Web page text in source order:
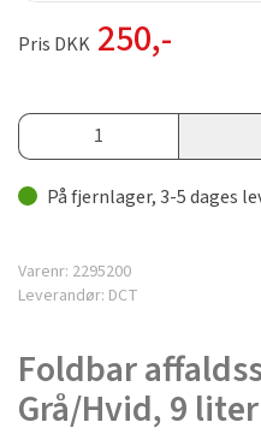
Pris DKK 250,-
På fjernlager, 3-5 dages
Varenr: 2295200
Leverandør: DCT
Foldbar
Grå/Hvid, 9 liter